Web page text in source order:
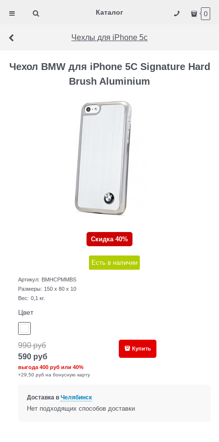
Каталог 0
Чехлы для iPhone 5c
Чехол BMW для iPhone 5C Signature Hard
Brush Aluminium
Скидка 40%
Есть в наличии
Артикул: BMHCPMMBS
Размеры: 150 x 80 x 10
Вес: 0,1 кг.
Цвет
990 руб
590 руб
выгода400 руб или40%
+29,50 руб на бонусную карту
Купить
Доставка в Челябинск
Нет подходящих способов доставки